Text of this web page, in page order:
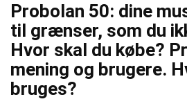
Probolan 50: dine
til grænser, som du
Hvor skal du købe?
mening og brugere.
bruges?